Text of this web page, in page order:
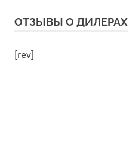
ОТЗЫВЫ О ДИЛЕРАХ
[rev]